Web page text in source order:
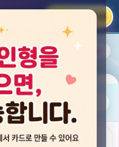
카카오 로그인
즐겨찾기